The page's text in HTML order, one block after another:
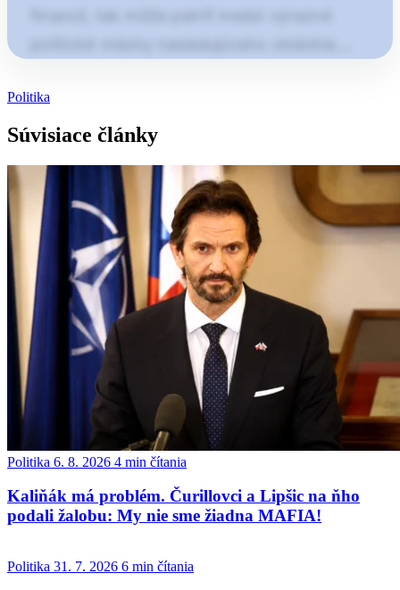
Politika
Súvisiace články
Politika 6. 8. 2026 4 min čítania
Kaliňák má problém. Čurillovci a Lipšic na ňho
podali žalobu: My nie sme žiadna MAFIA!
Politika 31. 7. 2026 6 min čítania